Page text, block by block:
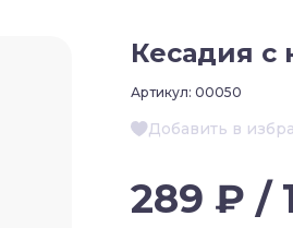
Кесадия с
Артикул: 00050
Добавить в
289 ₽ /